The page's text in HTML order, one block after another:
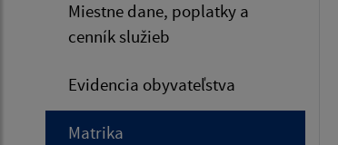
Miestne dane, poplatky a
cenník služieb
Evidencia obyvateľstva
Matrika